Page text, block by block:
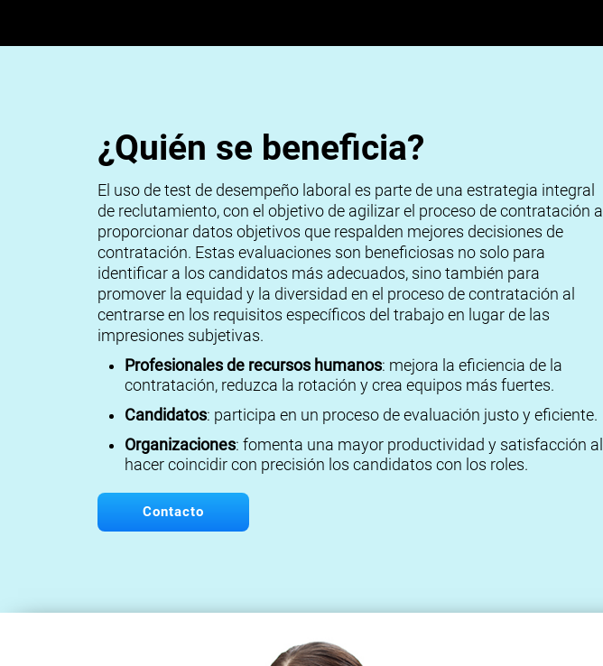
¿Quién se beneficia?
El uso de test de desempeño laboral es parte de una estrategia integral
de reclutamiento, con el objetivo de agilizar el proceso de contratación al
proporcionar datos objetivos que respalden mejores decisiones de
contratación. Estas evaluaciones son beneficiosas no solo para
identificar a los candidatos más adecuados, sino también para
promover la equidad y la diversidad en el proceso de contratación al
centrarse en los requisitos específicos del trabajo en lugar de las
impresiones subjetivas.
Profesionales de recursos humanos: mejora la eficiencia de la
contratación, reduzca la rotación y crea equipos más fuertes.
Candidatos: participa en un proceso de evaluación justo y eficiente.
Organizaciones: fomenta una mayor productividad y satisfacción al
hacer coincidir con precisión los candidatos con los roles.
Contacto